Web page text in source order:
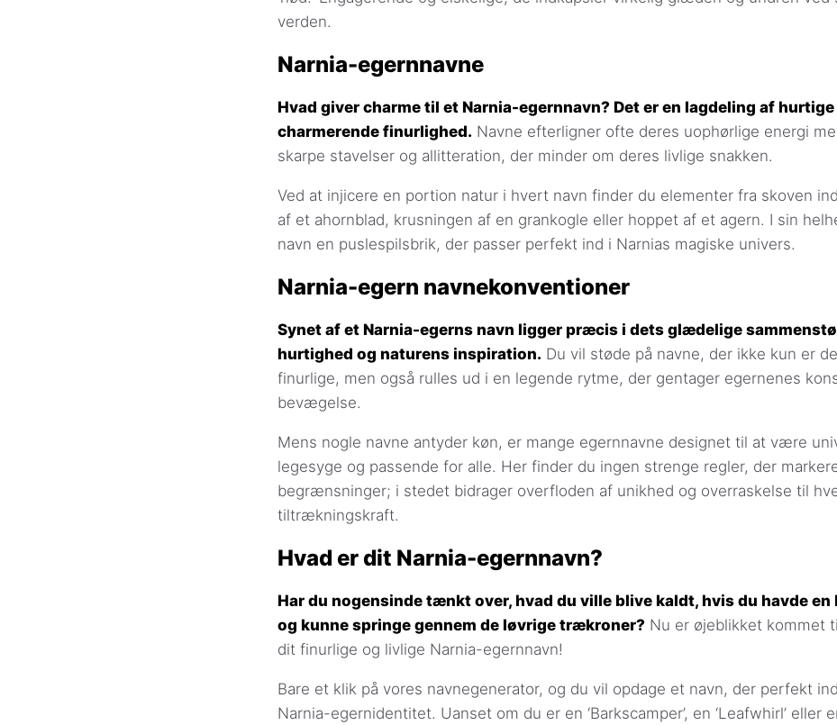
verden.
Narnia-egernnavne
Hvad giver charme til et Narnia-egernnavn? Det er en lagdeling af
charmerende finurlighed. Navne efterligner ofte deres uophørlige energi
skarpe stavelser og allitteration, der minder om deres livlige snakken.
Ved at injicere en portion natur i hvert navn finder du elementer fra skoven
af et ahornblad, krusningen af en grankogle eller hoppet af et agern. I sin
navn en puslespilsbrik, der passer perfekt ind i Narnias magiske univers.
Narnia-egern navnekonventioner
Synet af et Narnia-egerns navn ligger præcis i dets glædelige
hurtighed og naturens inspiration. Du vil støde på navne, der ikke kun er
finurlige, men også rulles ud i en legende rytme, der gentager egernenes
bevægelse.
Mens nogle navne antyder køn, er mange egernnavne designet til at være
legesyge og passende for alle. Her finder du ingen strenge regler, der
begrænsninger; i stedet bidrager overfloden af unikhed og overraskelse til
tiltrækningskraft.
Hvad er dit Narnia-egernnavn?
Har du nogensinde tænkt over, hvad du ville blive kaldt, hvis du havde en
og kunne springe gennem de løvrige trækroner? Nu er øjeblikket kommet
dit finurlige og livlige Narnia-egernnavn!
Bare et klik på vores navnegenerator, og du vil opdage et navn, der perfekt
Narnia-egernidentitet. Uanset om du er en ‘Barkscamper’, en ‘Leafwhirl’ eller